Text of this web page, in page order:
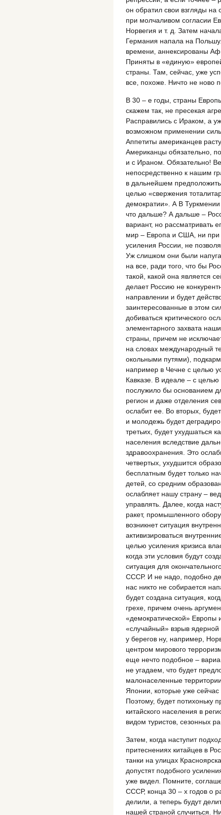
он обратил свои взгляды на
при молчаливом согласии
Норвегия и т. д. Затем
Германия напала на
времени, аннексированы
Приняты в «единую»
страны. Там, сейчас, уже
все, похоже. Ничто не ново
В 30 – е годы, страны
скажем так, не пресекая
Расправились с Ираком, а
возможном применении
Аппетиты американцев
Американцы обязательно,
и с Ираном. Обязательно!
непосредственно к нашим
в дальнейшем
целью «свержения
демократии». А В
что дальше? А дальше –
вариант, но рассматривать
мир – Европа и США, ни при
усиления России, не
Уж слишком они были
на все, ради того, что бы
такой, какой она является
делает Россию не
направлении и будет
заинтересованные в этом
добиваться критического
элементарного захвата
страны, причем не
на словах международный
окольными путями),
например в Чечне с целью
Кавказе. В идеале – с
послужило бы основанием
регион и даже отделения
ослабит ее. Во вторых,
и молодежь будет
третьих, будет ухудшаться
населения вследствие
здравоохранения. Это
четвертых, ухудшится
бесплатным будет только
детей, со средним
ослабляет нашу страну –
управлять. Далее, когда
ракет, промышленного
возникнет ситуация
активизироваться
целью усиления кризиса
когда эти условия будут
ситуация для
СССР. И не надо, подобно
нас никто не собирается
будет создана ситуация,
грехе, причем очень
«демократической» Европы
«случайный» взрыв
у берегов ну, например,
центром мирового
еще нечто подобное –
не угадаем, что будет
малонаселенные
Японии, которые уже
Поэтому, будет потихоньку
китайского населения в
видом туристов, сезонных
Затем, когда наступит
притеснениях китайцев в
танки на улицах
допустят подобного
уже видел. Помните,
СССР, конца 30 – х годов о
делили, а теперь будут
нашей страной случиться.